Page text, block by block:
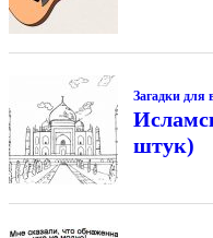
Загадки для
штук)